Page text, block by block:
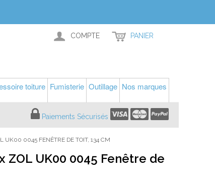
COMPTE PANIER
toiture Fumisterie Outillage Nos marques
Paiements Sécurisés
UK00 0045 FENÊTRE DE TOIT, 134 CM
UK00 0045 Fenêtre de